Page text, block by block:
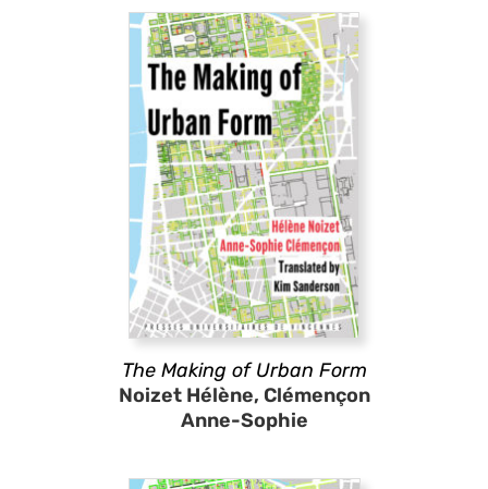
The Making of Urban Form
Noizet Hélène, Clémençon
Anne-Sophie